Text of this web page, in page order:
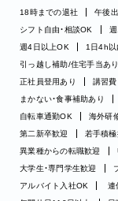
18時までの退社
午後
シフト自由・相談OK
週4日以上OK
1日4h以
引っ越し補助/住宅手当あり
正社員登用あり
講習費
まかない・食事補助あり
自転車通勤OK
海外研
第二新卒歓迎
若手積極
異業種からの転職歓迎
大学生・専門学生歓迎
アルバイト入社OK
連